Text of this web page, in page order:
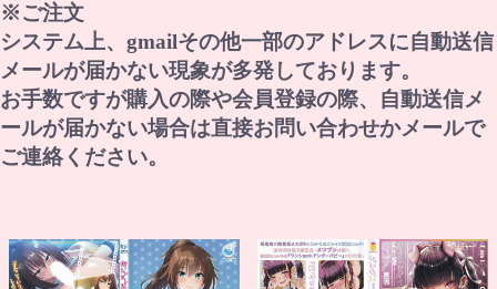
※ご注文
システム上、gmailその他一部のアドレスに自動送信
メールが届かない現象が多発しております。
お手数ですが購入の際や会員登録の際、自動送信メ
ールが届かない場合は直接お問い合わせかメールで
ご連絡ください。